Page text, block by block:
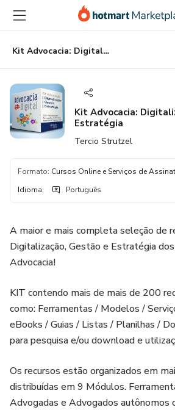
para
conteúdo
principal
para
pagamento
para
rodapé
Kit Advocacia: Digitalização | Gestão | Estratégia
Kit Advocacia:
Estratégia
Tercio Strutzel
Formato: Cursos Online e Serviços de
Idioma: Português
A maior e mais completa seleção de
Digitalização, Gestão e Estratégia
Advocacia!
KIT contendo mais de mais de 200
como: Ferramentas / Modelos /
eBooks / Guias / Listas / Planilhas /
para pesquisa e/ou download e
Os recursos estão organizados em
distribuídas em 9 Módulos.
Advogadas e Advogados autônomos